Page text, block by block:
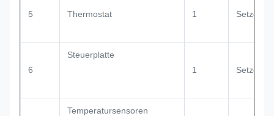
5 Thermostat 1 Setzen
6
Steuerplatte
1
Setzen
Temperatursensoren